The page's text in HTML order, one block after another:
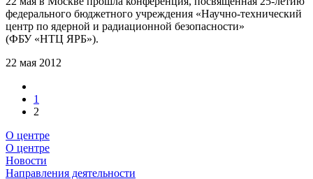
федерального бюджетного учреждения «Научно-технический
центр по ядерной и радиационной безопасности»
(ФБУ «НТЦ ЯРБ»).
22 мая 2012
1
2
О центре
О центре
Новости
Направления деятельности